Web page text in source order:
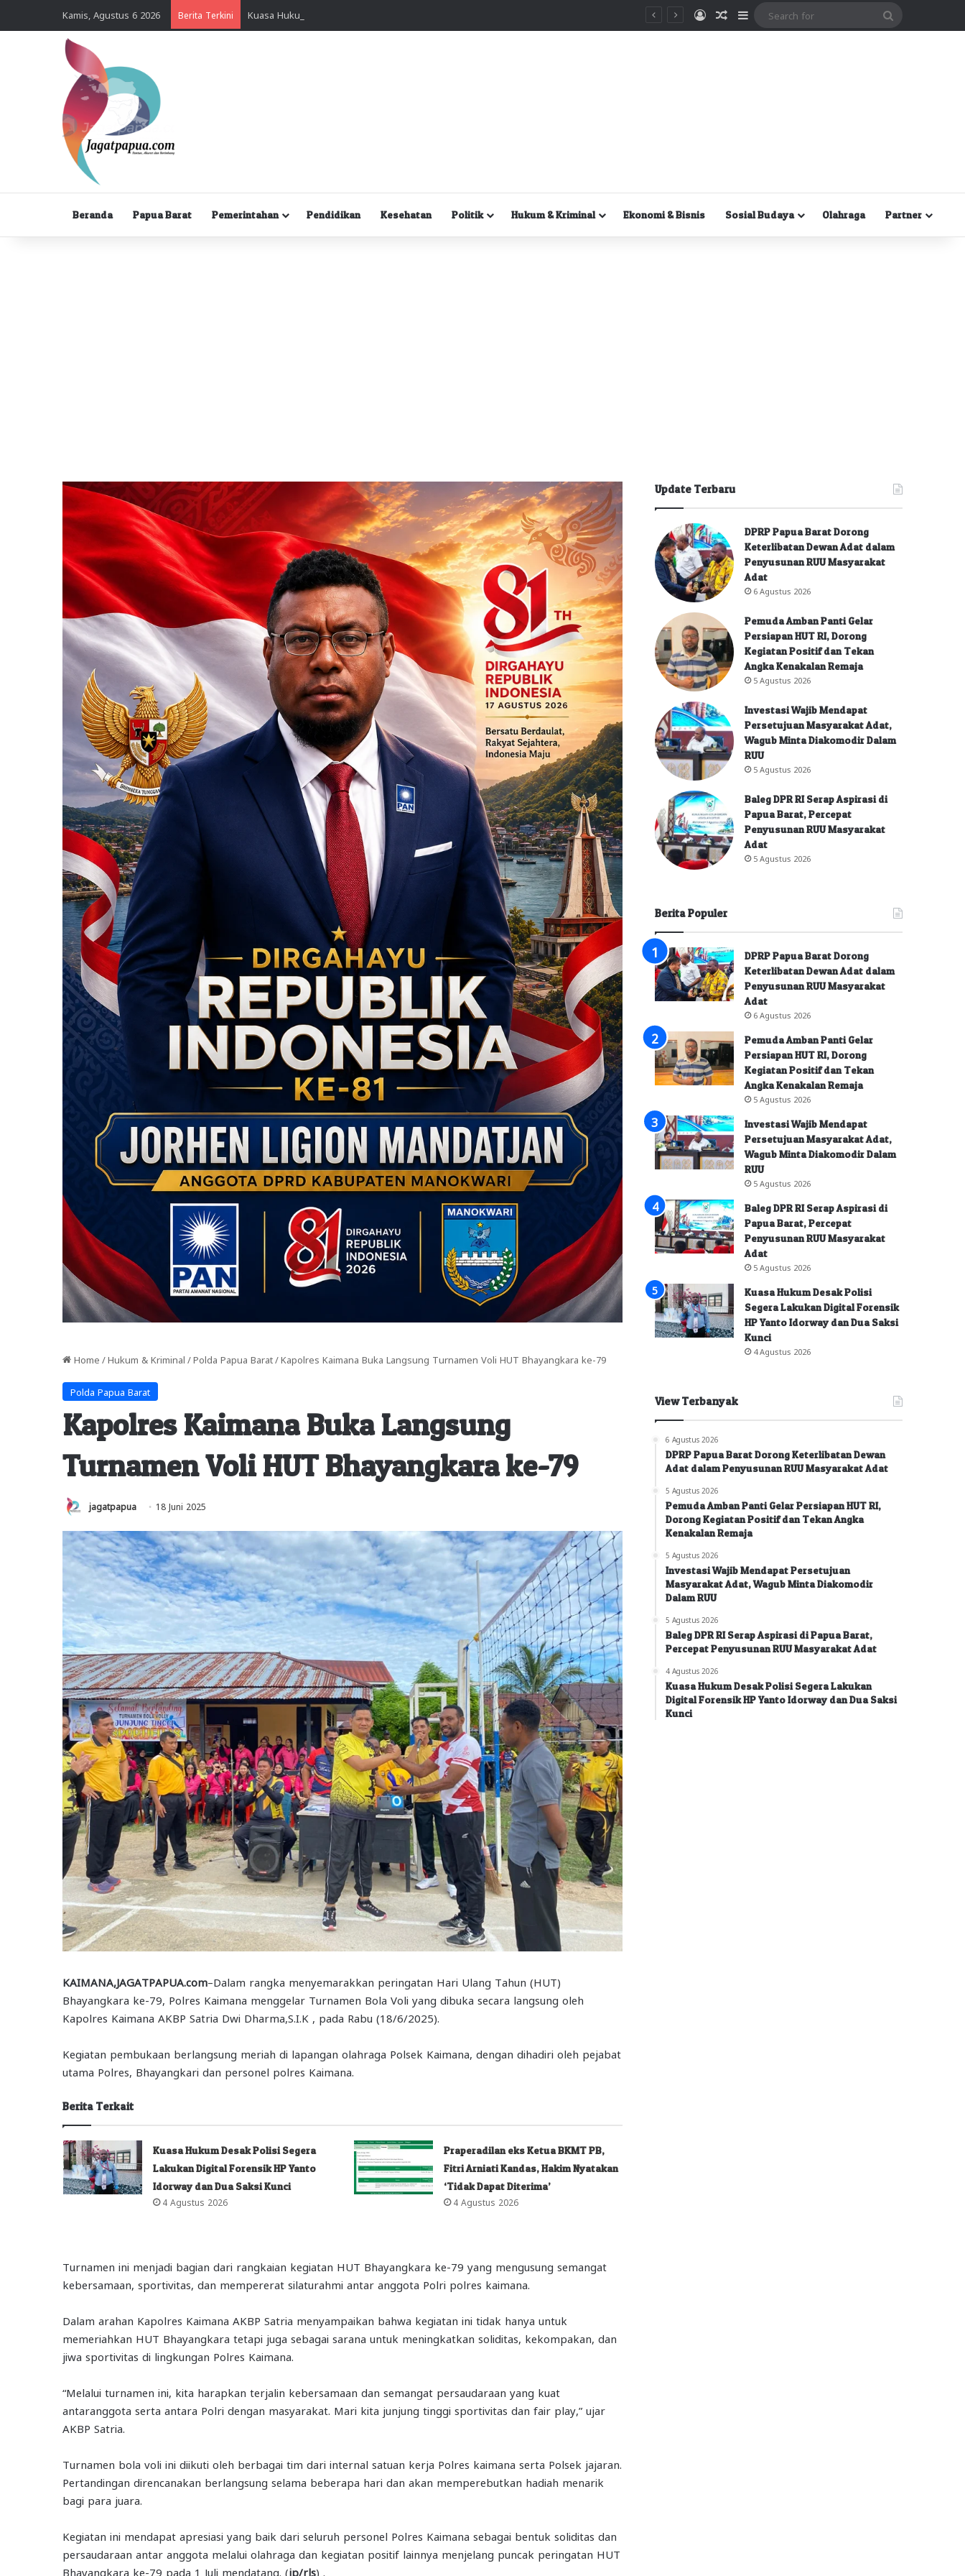
Kamis, Agustus 6 2026 Berita Terkini MasukRandom Article
Sidebar
Beranda Papua Barat Pemerintahan Pendidikan Kesehatan Politik Hukum & Kriminal Ekonomi & Bisnis Sosial Budaya Olahraga Partner
Home / Hukum & Kriminal / Polda Papua Barat / Kapolres Kaimana Buka Langsung Turnamen Voli HUT Bhayangkara ke-79
Polda Papua Barat
Kapolres Kaimana Buka Langsung
Turnamen Voli HUT Bhayangkara ke-79
jagatpapua 18 Juni 2025
KAIMANA,JAGATPAPUA.com–Dalam rangka menyemarakkan peringatan Hari Ulang Tahun (HUT)
Bhayangkara ke-79, Polres Kaimana menggelar Turnamen Bola Voli yang dibuka secara langsung oleh
Kapolres Kaimana AKBP Satria Dwi Dharma,S.I.K , pada Rabu (18/6/2025).
Kegiatan pembukaan berlangsung meriah di lapangan olahraga Polsek Kaimana, dengan dihadiri oleh pejabat
utama Polres, Bhayangkari dan personel polres Kaimana.
Berita Terkait
Kuasa Hukum Desak Polisi Segera
Lakukan Digital Forensik HP Yanto
Idorway dan Dua Saksi Kunci
4 Agustus 2026
Praperadilan eks Ketua BKMT PB,
Fitri Arniati Kandas, Hakim Nyatakan
‘Tidak Dapat Diterima’
4 Agustus 2026
Turnamen ini menjadi bagian dari rangkaian kegiatan HUT Bhayangkara ke-79 yang mengusung semangat
kebersamaan, sportivitas, dan mempererat silaturahmi antar anggota Polri polres kaimana.
Dalam arahan Kapolres Kaimana AKBP Satria menyampaikan bahwa kegiatan ini tidak hanya untuk
memeriahkan HUT Bhayangkara tetapi juga sebagai sarana untuk meningkatkan soliditas, kekompakan, dan
jiwa sportivitas di lingkungan Polres Kaimana.
“Melalui turnamen ini, kita harapkan terjalin kebersamaan dan semangat persaudaraan yang kuat
antaranggota serta antara Polri dengan masyarakat. Mari kita junjung tinggi sportivitas dan fair play,” ujar
AKBP Satria.
Turnamen bola voli ini diikuti oleh berbagai tim dari internal satuan kerja Polres kaimana serta Polsek jajaran.
Pertandingan direncanakan berlangsung selama beberapa hari dan akan memperebutkan hadiah menarik
bagi para juara.
Kegiatan ini mendapat apresiasi yang baik dari seluruh personel Polres Kaimana sebagai bentuk soliditas dan
persaudaraan antar anggota melalui olahraga dan kegiatan positif lainnya menjelang puncak peringatan HUT
Bhayangkara ke-79 pada 1 Juli mendatang. (jp/rls) .
Update Terbaru
DPRP Papua Barat Dorong
Keterlibatan Dewan Adat dalam
Penyusunan RUU Masyarakat
Adat
6 Agustus 2026
Pemuda Amban Panti Gelar
Persiapan HUT RI, Dorong
Kegiatan Positif dan Tekan
Angka Kenakalan Remaja
5 Agustus 2026
Investasi Wajib Mendapat
Persetujuan Masyarakat Adat,
Wagub Minta Diakomodir Dalam
RUU
5 Agustus 2026
Baleg DPR RI Serap Aspirasi di
Papua Barat, Percepat
Penyusunan RUU Masyarakat
Adat
5 Agustus 2026
Berita Populer
DPRP Papua Barat Dorong
Keterlibatan Dewan Adat dalam
Penyusunan RUU Masyarakat
Adat
6 Agustus 2026
Pemuda Amban Panti Gelar
Persiapan HUT RI, Dorong
Kegiatan Positif dan Tekan
Angka Kenakalan Remaja
5 Agustus 2026
Investasi Wajib Mendapat
Persetujuan Masyarakat Adat,
Wagub Minta Diakomodir Dalam
RUU
5 Agustus 2026
Baleg DPR RI Serap Aspirasi di
Papua Barat, Percepat
Penyusunan RUU Masyarakat
Adat
5 Agustus 2026
Kuasa Hukum Desak Polisi
Segera Lakukan Digital Forensik
HP Yanto Idorway dan Dua Saksi
Kunci
4 Agustus 2026
View Terbanyak
6 Agustus 2026
DPRP Papua Barat Dorong Keterlibatan Dewan
Adat dalam Penyusunan RUU Masyarakat Adat
5 Agustus 2026
Pemuda Amban Panti Gelar Persiapan HUT RI,
Dorong Kegiatan Positif dan Tekan Angka
Kenakalan Remaja
5 Agustus 2026
Investasi Wajib Mendapat Persetujuan
Masyarakat Adat, Wagub Minta Diakomodir
Dalam RUU
5 Agustus 2026
Baleg DPR RI Serap Aspirasi di Papua Barat,
Percepat Penyusunan RUU Masyarakat Adat
4 Agustus 2026
Kuasa Hukum Desak Polisi Segera Lakukan
Digital Forensik HP Yanto Idorway dan Dua Saksi
Kunci